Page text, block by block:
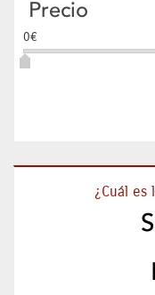
Precio
0€
¿Cuál es